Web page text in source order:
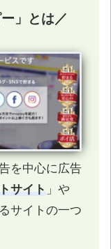
」とは／
を中心に広告
サイト 」や
サイトの一つ